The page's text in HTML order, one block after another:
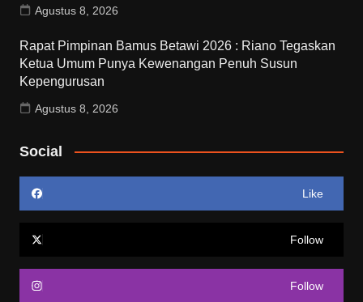
Agustus 8, 2026
Rapat Pimpinan Bamus Betawi 2026 : Riano Tegaskan
Ketua Umum Punya Kewenangan Penuh Susun
Kepengurusan
Agustus 8, 2026
Social
Like
Follow
Follow